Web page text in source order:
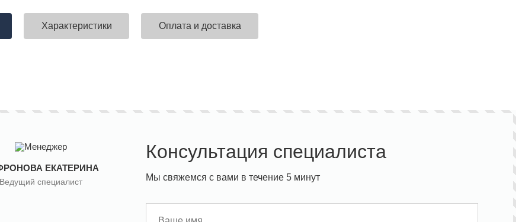
Характеристики Оплата и доставка
ЕКАТЕРИНА
Ведущий специалист
Консультация специалиста
Мы свяжемся с вами в течение 5 минут